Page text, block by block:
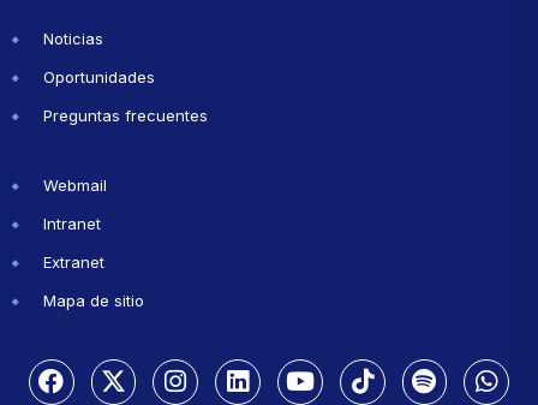
Noticias
Oportunidades
Preguntas frecuentes
Webmail
Intranet
Extranet
Mapa de sitio